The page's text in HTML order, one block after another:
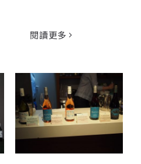
閱讀更多
麥圖亞Matua
不容錯過的紐